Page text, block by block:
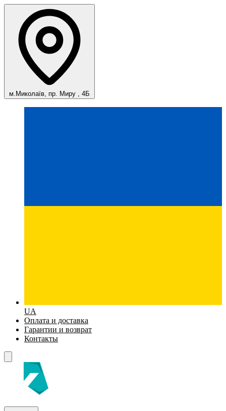
м.Миколаїв, пр. Миру , 4Б
UA
Оплата и доставка
Гарантии и возврат
Контакты